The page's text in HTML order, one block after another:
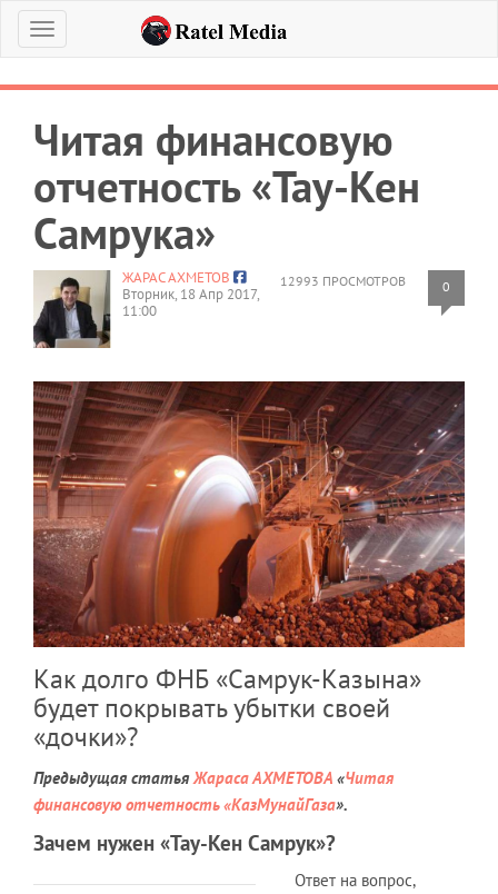
Меню
Читая финансовую
отчетность «Тау-Кен
Самрука»
12993 ПРОСМОТРОВ 0
ЖАРАС АХМЕТОВ
Вторник, 18 Апр 2017,
11:00
Как долго ФНБ «Самрук-Казына»
будет покрывать убытки своей
«дочки»?
Предыдущая статьяЖараса АХМЕТОВА «Читая
финансовую отчетность «КазМунайГаза».
Зачем нужен «Тау-Кен Самрук»?
Ответ на вопрос,